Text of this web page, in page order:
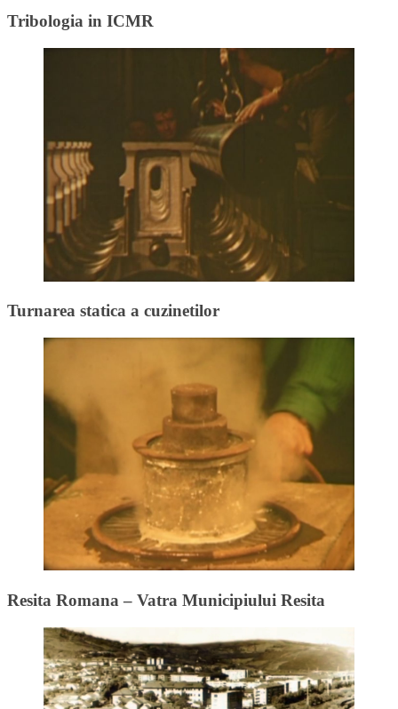
Tribologia in ICMR
Turnarea statica a cuzinetilor
Resita Romana – Vatra Municipiului Resita